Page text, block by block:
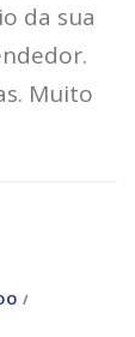
da sua
Muito
/